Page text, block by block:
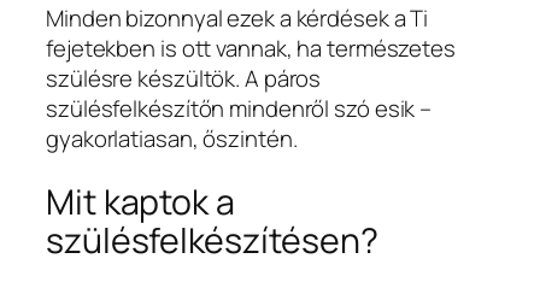
Minden bizonnyal ezek a kérdések a Ti
fejetekben is ott vannak, ha természetes
szülésre készültök. A páros
szülésfelkészítőn mindenről szó esik –
gyakorlatiasan, őszintén.
Mit kaptok a
szülésfelkészítésen?